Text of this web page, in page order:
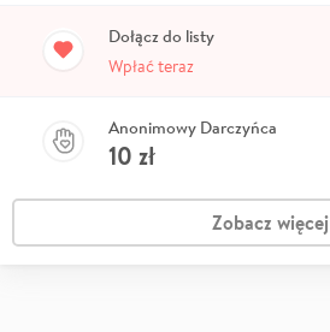
Dołącz do listy
Wpłać teraz
Anonimowy Darczyńca
10 zł
Zobacz więcej